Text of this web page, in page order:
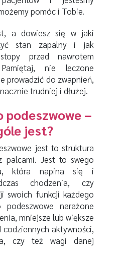
pomóc i Tobie.
a dowiesz się w jaki
stan zapalny i jak
przed nawrotem
nie leczone
prowadzić do zwapnień,
trudniej i dłużej.
podeszwowe –
jest?
jest to struktura
palcami. Jest to swego
która napina się i
chodzenia, czy
swoich funkcji każdego
narażone
mniejsze lub większe
codziennych aktywności,
czy też wagi danej